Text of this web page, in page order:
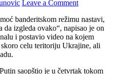
Leave a Comment
banderitskom režimu nastavi,
da izgleda ovako“, napisao je on
i postavio video na kojem
celu teritoriju Ukrajine, ali
saopštio je u četvrtak tokom